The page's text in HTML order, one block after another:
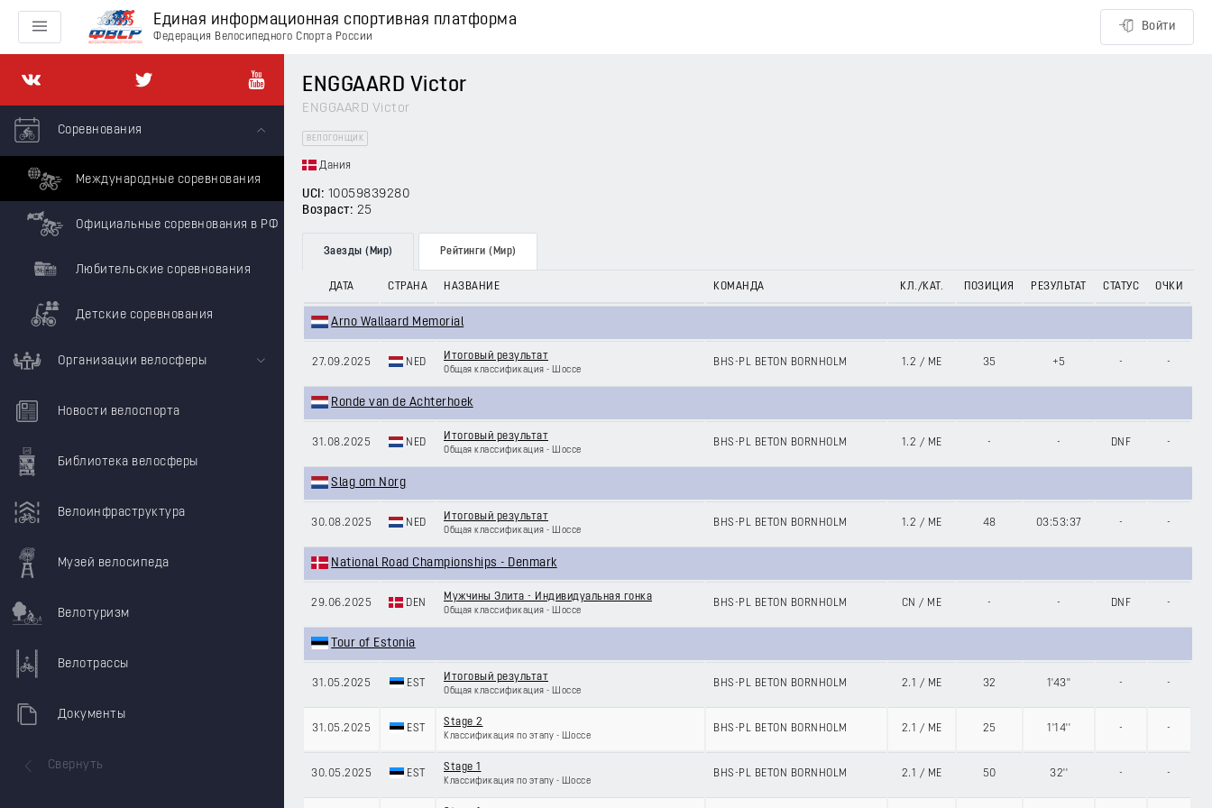
Единая информационная спортивная платформа
Федерация Велосипедного Спорта России
Войти
Соревнования
Международные соревнования
Официальные соревнования в РФ
Любительские соревнования
Детские соревнования
Организации велосферы
Новости велоспорта
Библиотека велосферы
Велоинфраструктура
Музей велосипеда
Велотуризм
Велотрассы
Документы
Свернуть
ENGGAARD Victor
ENGGAARD Victor
ВЕЛОГОНЩИК
Дания
UCI: 10059839280
Возраст: 25
Заезды (Мир) Рейтинги (Мир)
ДАТА СТРАНА НАЗВАНИЕ КОМАНДА КЛ./КАТ. ПОЗИЦИЯ РЕЗУЛЬТАТ СТАТУС ОЧКИ
Arno Wallaard Memorial
27.09.2025 NED
Итоговый результат
Общая классификация - Шоссе
BHS-PL BETON BORNHOLM 1.2 / ME 35 +5 - -
Ronde van de Achterhoek
31.08.2025 NED
Итоговый результат
Общая классификация - Шоссе
BHS-PL BETON BORNHOLM 1.2 / ME - - DNF -
Slag om Norg
30.08.2025 NED
Итоговый результат
Общая классификация - Шоссе
BHS-PL BETON BORNHOLM 1.2 / ME 48 03:53:37 - -
National Road Championships - Denmark
29.06.2025 DEN
Мужчины Элита - Индивидуальная гонка
Общая классификация - Шоссе
BHS-PL BETON BORNHOLM CN/ ME - - DNF -
Tour of Estonia
31.05.2025 EST
Итоговый результат
Общая классификация - Шоссе
BHS-PL BETON BORNHOLM 2.1 / ME 32 1'43'' - -
31.05.2025 EST
Stage 2
Классификация по этапу - Шоссе
BHS-PL BETON BORNHOLM 2.1 / ME 25 1'14'' - -
30.05.2025 EST
Stage 1
Классификация по этапу - Шоссе
BHS-PL BETON BORNHOLM 2.1 / ME 50 32'' - -